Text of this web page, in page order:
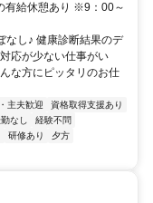
有給休憩あり ※9：00～
なし♪ 健康診断結果のデ
応が少ない仕事がい
な方にピッタリのお仕
主夫歓迎
資格取得支援あり
なし
経験不問
研修あり
夕方